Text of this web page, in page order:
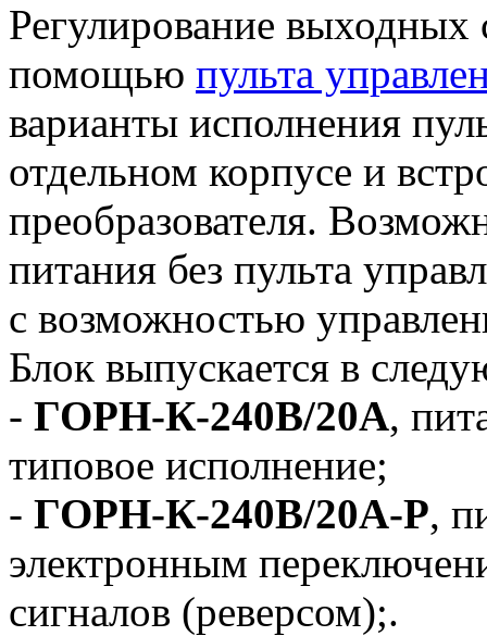
Регулирование выходных
помощью пульта
варианты исполнения
отдельном корпусе и
преобразователя.
питания без пульта
с возможностью
Блок выпускается в
- ГОРН-К-240В/20А,
типовое исполнение;
- ГОРН-К-240В/20А-Р,
электронным
сигналов (реверсом);.